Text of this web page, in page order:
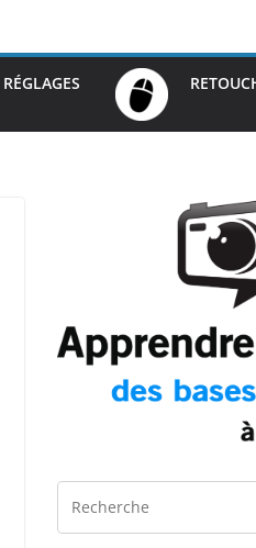
RÉGLAGES